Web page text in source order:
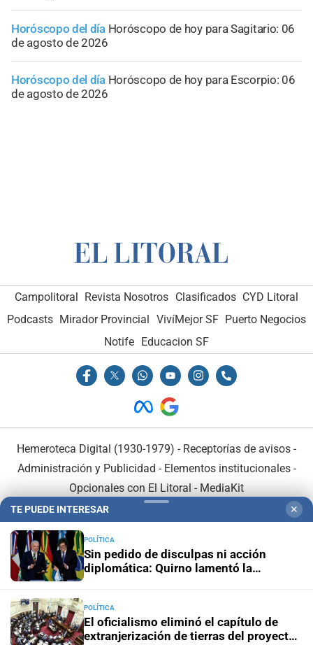
Horóscopo del día Horóscopo de hoy para Sagitario: 06
de agosto de 2026
Horóscopo del día Horóscopo de hoy para Escorpio: 06
de agosto de 2026
Campolitoral Revista Nosotros Clasificados CYD Litoral
Podcasts Mirador Provincial VivíMejor SF Puerto Negocios
Notife Educacion SF
Hemeroteca Digital (1930-1979) - Receptorías de avisos -
Administración y Publicidad - Elementos institucionales-
Opcionales con El Litoral - MediaKit
En Asociación con:
TE PUEDE INTERESAR ✕
POLÍTICA
Sin pedido de disculpas ni acción
diplomática: Quirno lamentó la
POLÍTICA
El oficialismo eliminó el capítulo de
extranjerización de tierras del proyecto